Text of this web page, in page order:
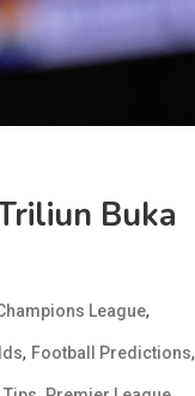
Buka
League,
, Football Predictions,